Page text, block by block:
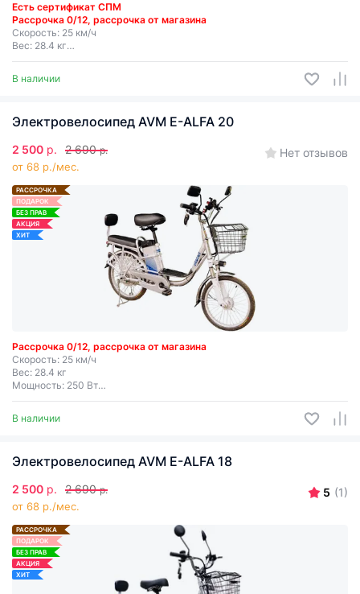
Есть сертификат СПМ
Рассрочка 0/12, рассрочка от магазина
Скорость: 25 км/ч
Вес: 28.4 кг
Мощность: 250 Вт
Съемная батарея
В наличии
Электровелосипед AVM E-ALFA 20
2 500 р. 2 690 р.
от 68 р./мес.
Нет отзывов
РАССРОЧКА
ПОДАРОК
БЕЗ ПРАВ
АКЦИЯ
ХИТ
Рассрочка 0/12, рассрочка от магазина
Скорость: 25 км/ч
Вес: 28.4 кг
Мощность: 250 Вт
Дальность хода: до 50 км
В наличии
Электровелосипед AVM E-ALFA 18
2 500 р. 2 690 р.
от 68 р./мес.
5 (1)
РАССРОЧКА
ПОДАРОК
БЕЗ ПРАВ
АКЦИЯ
ХИТ